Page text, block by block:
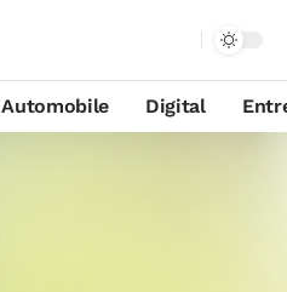
Automobile Digital